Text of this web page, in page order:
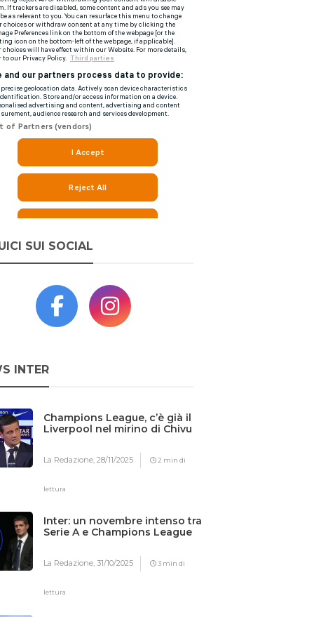
SUI SOCIAL
INTER
Champions League, c’è già il
Liverpool nel mirino di Chivu
La Redazione,28/11/2025 2 min di
lettura
Inter: un novembre intenso tra
Serie A e Champions League
La Redazione,31/10/2025 3 min di
lettura